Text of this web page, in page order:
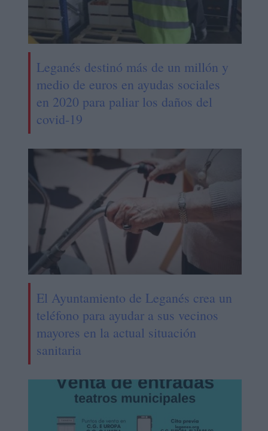
Leganés destinó más de un millón y
medio de euros en ayudas sociales
en 2020 para paliar los daños del
covid-19
El Ayuntamiento de Leganés crea un
teléfono para ayudar a sus vecinos
mayores en la actual situación
sanitaria